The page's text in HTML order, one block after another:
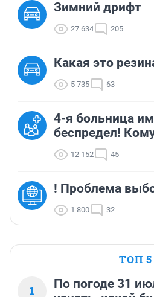
Зимний дрифт
27 634 205
Какая это
5 735 63
4-я больница
беспредел!
12 152 45
! Проблема
1 800 32
ТОП 5
1
По погоде 31